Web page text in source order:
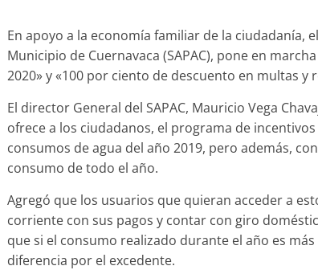
En apoyo a la economía familiar de la ciudadanía,
Municipio de Cuernavaca (SAPAC), pone en
2020» y «100 por ciento de descuento en multas y
El director General del SAPAC, Mauricio Vega
ofrece a los ciudadanos, el programa de
consumos de agua del año 2019, pero además,
consumo de todo el año.
Agregó que los usuarios que quieran acceder a
corriente con sus pagos y contar con giro
que si el consumo realizado durante el año es
diferencia por el excedente.